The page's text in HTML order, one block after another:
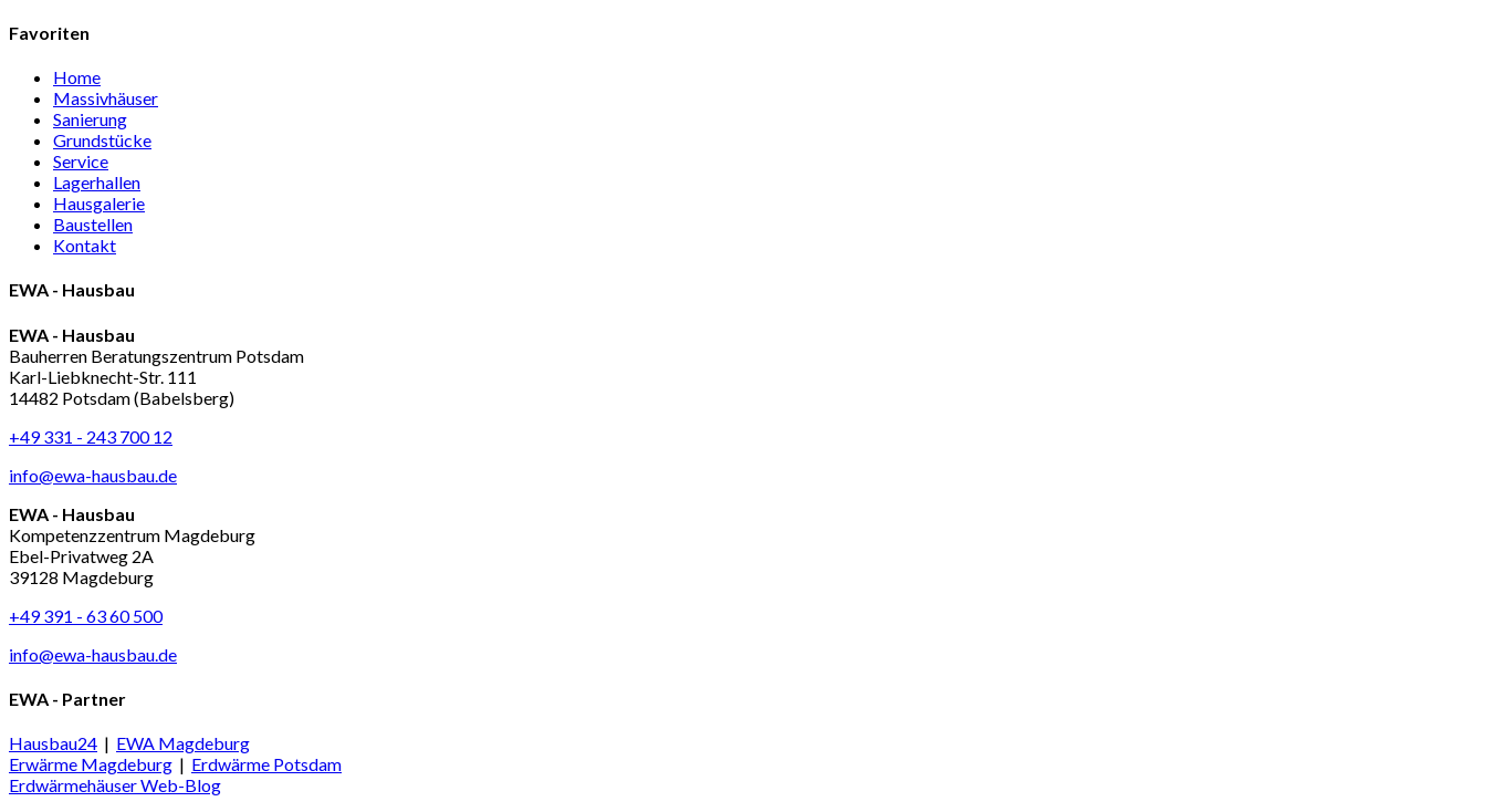
Favoriten
Home
Massivhäuser
Sanierung
Grundstücke
Service
Lagerhallen
Hausgalerie
Baustellen
Kontakt
EWA - Hausbau
EWA - Hausbau
Bauherren Beratungszentrum Potsdam
Karl-Liebknecht-Str. 111
14482 Potsdam (Babelsberg)
+49 331 - 243 700 12
info@ewa-hausbau.de
EWA - Hausbau
Kompetenzzentrum Magdeburg
Ebel-Privatweg 2A
39128 Magdeburg
+49 391 - 63 60 500
info@ewa-hausbau.de
EWA - Partner
Hausbau24 | EWA Magdeburg
Erwärme Magdeburg | Erdwärme Potsdam
Erdwärmehäuser Web-Blog